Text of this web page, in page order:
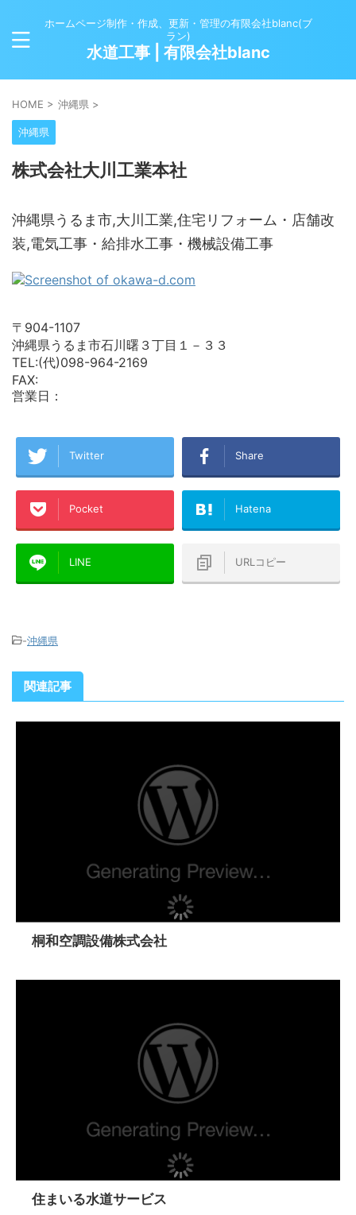
ホームページ制作・作成、更新・管理の有限会社blanc(ブ
ラン)
水道工事 | 有限会社blanc
HOME > 沖縄県 >
沖縄県
株式会社大川工業本社
沖縄県うるま市,大川工業,住宅リフォーム・店舗改
装,電気工事・給排水工事・機械設備工事
〒904-1107
沖縄県うるま市石川曙３丁目１－３３
TEL:(代)098-964-2169
FAX:
営業日：
Twitter Share
Pocket Hatena
LINE URLコピー
-沖縄県
関連記事
桐和空調設備株式会社
住まいる水道サービス